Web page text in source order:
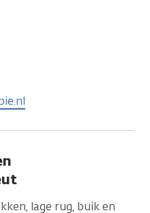
lage rug, buik en